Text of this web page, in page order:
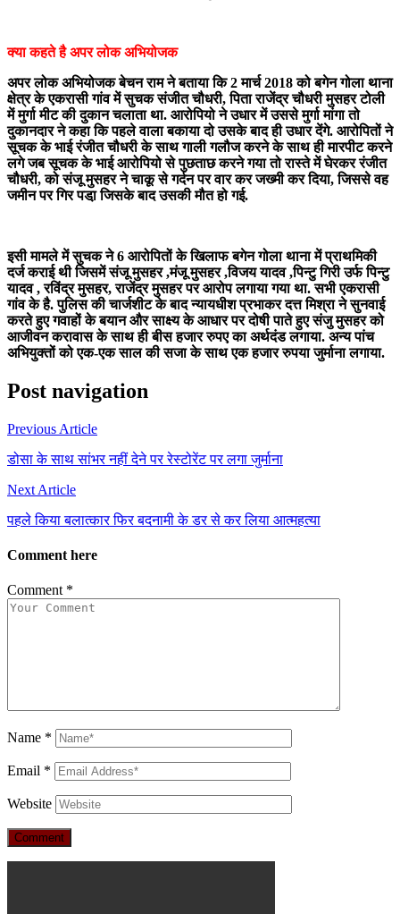
क्या कहते है अपर लोक अभियोजक
अपर लोक अभियोजक बेचन राम ने बताया कि 2 मार्च 2018 को बगेन गोला थाना
क्षेत्र के एकरासी गांव में सुचक संजीत चौधरी, पिता राजेंद्र चौधरी मुसहर टोली
में मुर्गा मीट की दुकान चलाता था. आरोपियो ने उधार में उससे मुर्गा मांगा तो
दुकानदार ने कहा कि पहले वाला बकाया दो उसके बाद ही उधार देंगे. आरोपितों ने
सूचक के भाई रंजीत चौधरी के साथ गाली गलौज करने के साथ ही मारपीट करने
लगे जब सूचक के भाई आरोपियो से पुछताछ करने गया तो रास्ते में घेरकर रंजीत
चौधरी, को संजू मुसहर ने चाकू से गर्दन पर वार कर जख्मी कर दिया, जिससे वह
जमीन पर गिर पडा़ जिसके बाद उसकी मौत हो गई.
इसी मामले में सुचक ने 6 आरोपितों के खिलाफ बगेन गोला थाना में प्राथमिकी
दर्ज कराई थी जिसमें संजू मुसहर ,मंजू मुसहर ,विजय यादव ,पिन्टु गिरी उर्फ पिन्टु
यादव , रविंद्र मुसहर, राजेंद्र मुसहर पर आरोप लगाया गया था. सभी एकरासी
गांव के है. पुलिस की चार्जशीट के बाद न्यायधीश प्रभाकर दत्त मिश्रा ने सुनवाई
करते हुए गवाहों के बयान और साक्ष्य के आधार पर दोषी पाते हुए संजु मुसहर को
आजीवन करावास के साथ ही बीस हजार रुपए का अर्थदंड लगाया. अन्य पांच
अभियुक्तों को एक-एक साल की सजा के साथ एक हजार रुपया जुर्माना लगाया.
Post navigation
Previous Article
डोसा के साथ सांभर नहीं देने पर रेस्टोरेंट पर लगा जुर्माना
Next Article
पहले किया बलात्कार फिर बदनामी के डर से कर लिया आत्महत्या
Comment here
Comment *
Name *
Email *
Website